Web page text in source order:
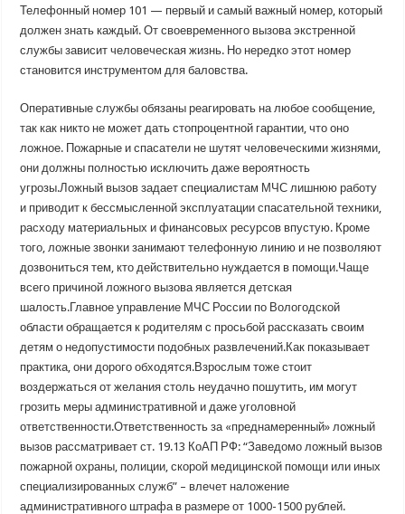
Телефонный номер 101 — первый и самый важный номер, который
должен знать каждый. От своевременного вызова экстренной
службы зависит человеческая жизнь. Но нередко этот номер
становится инструментом для баловства.
Оперативные службы обязаны реагировать на любое сообщение,
так как никто не может дать стопроцентной гарантии, что оно
ложное. Пожарные и спасатели не шутят человеческими жизнями,
они должны полностью исключить даже вероятность
угрозы.Ложный вызов задает специалистам МЧС лишнюю работу
и приводит к бессмысленной эксплуатации спасательной техники,
расходу материальных и финансовых ресурсов впустую. Кроме
того, ложные звонки занимают телефонную линию и не позволяют
дозвониться тем, кто действительно нуждается в помощи.Чаще
всего причиной ложного вызова является детская
шалость.Главное управление МЧС России по Вологодской
области обращается к родителям с просьбой рассказать своим
детям о недопустимости подобных развлечений.Как показывает
практика, они дорого обходятся.Взрослым тоже стоит
воздержаться от желания столь неудачно пошутить, им могут
грозить меры административной и даже уголовной
ответственности.Ответственность за «преднамеренный» ложный
вызов рассматривает ст. 19.13 КоАП РФ: “Заведомо ложный вызов
пожарной охраны, полиции, скорой медицинской помощи или иных
специализированных служб” – влечет наложение
административного штрафа в размере от 1000-1500 рублей.